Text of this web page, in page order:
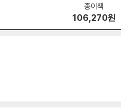
종이책
106,270원